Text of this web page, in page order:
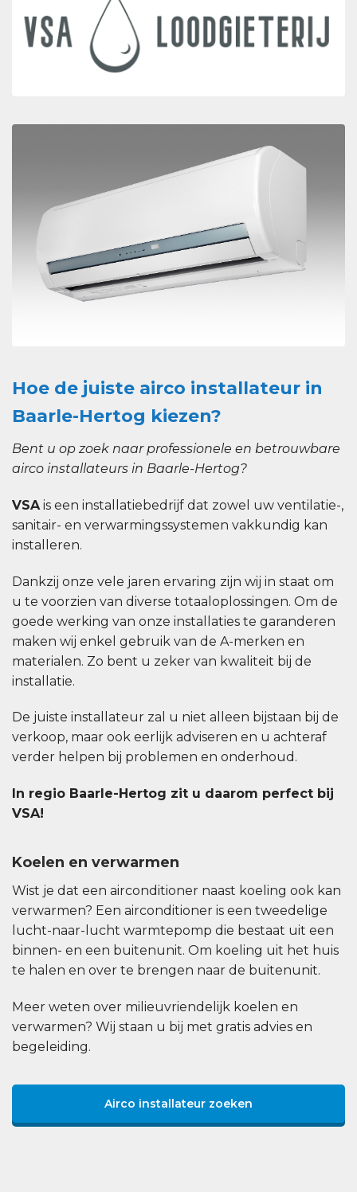
Hoe de juiste airco installateur in
Baarle-Hertog kiezen?
Bent u op zoek naar professionele en betrouwbare
airco installateurs in Baarle-Hertog?
VSAis een installatiebedrijf dat zowel uw ventilatie-,
sanitair- en verwarmingssystemen vakkundig kan
installeren.
Dankzij onze vele jaren ervaring zijn wij in staat om
u te voorzien van diverse totaaloplossingen. Om de
goede werking van onze installaties te garanderen
maken wij enkel gebruik van de A-merken en
materialen. Zo bent u zeker van kwaliteit bij de
installatie.
De juiste installateur zal u niet alleen bijstaan bij de
verkoop, maar ook eerlijk adviseren en u achteraf
verder helpen bij problemen en onderhoud.
In regio Baarle-Hertog zit u daarom perfect bij
VSA!
Koelen en verwarmen
Wist je dat een airconditioner naast koeling ook kan
verwarmen? Een airconditioner is een tweedelige
lucht-naar-lucht warmtepomp die bestaat uit een
binnen- en een buitenunit. Om koeling uit het huis
te halen en over te brengen naar de buitenunit.
Meer weten over milieuvriendelijk koelen en
verwarmen? Wij staan u bij met gratis advies en
begeleiding.
Airco installateur zoeken